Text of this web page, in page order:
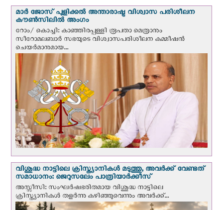
മാർ ജോസ് പുളിക്കൽ അന്താരാഷ്ട്ര വിശ്വാസ പരിശീലന
കൗൺസിലിൽ അംഗം
റോം/ കൊച്ചി: കാഞ്ഞിരപ്പള്ളി രൂപതാ മെത്രാനും
സീറോമലബാർ സഭയുടെ വിശ്വാസപരിശീലന കമ്മീഷൻ
ചെയർമാനുമായ...
വിശുദ്ധ നാട്ടിലെ ക്രിസ്ത്യാനികൾ മടുത്തു, അവർക്ക് വേണ്ടത്
സമാധാനം: ജെറുസലേം പാത്രിയാര്‍ക്കീസ്
അസ്സീസി: സംഘര്‍ഷഭരിതമായ വിശുദ്ധ നാട്ടിലെ
ക്രിസ്ത്യാനികൾ തളര്‍ന്നു കഴിഞ്ഞുവെന്നും അവർക്ക്...